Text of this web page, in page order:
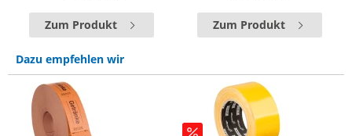
Zum Produkt Zum Produkt
Dazu empfehlen wir